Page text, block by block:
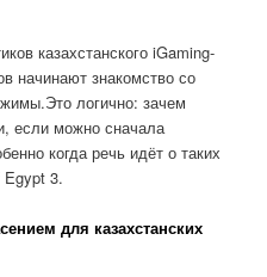
казахстанского iGaming-
начинают знакомство со
логично: зачем
если можно сначала
когда речь идёт о таких
Egypt 3.
для казахстанских